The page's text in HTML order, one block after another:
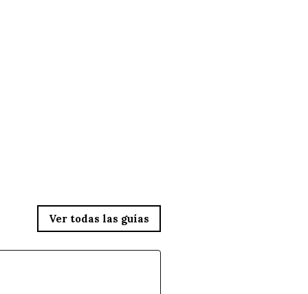
Ver todas las guías